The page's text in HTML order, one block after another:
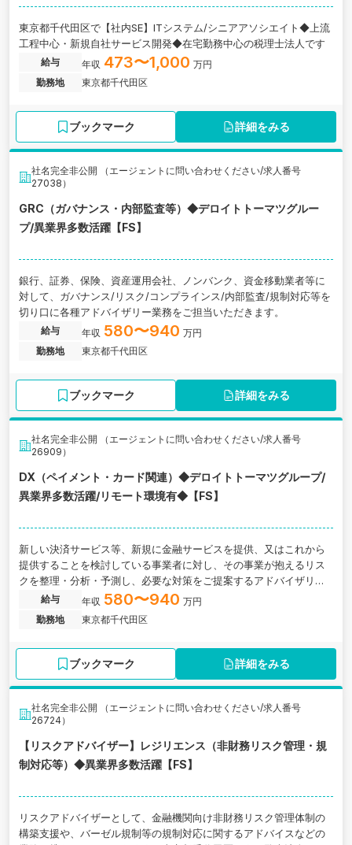
東京都千代田区で【社内SE】ITシステム/シニアアソシエイト◆上流
工程中心・新規自社サービス開発◆在宅勤務中心の税理士法人です
給与 年収 473〜1,000 万円
勤務地
東京都千代田区
ブックマーク 詳細をみる
社名完全非公開 （エージェントに問い合わせください/求人番号
27038）
GRC（ガバナンス・内部監査等）◆デロイトトーマツグルー
プ/異業界多数活躍【FS】
銀行、証券、保険、資産運用会社、ノンバンク、資金移動業者等に
対して、ガバナンス/リスク/コンプラインス/内部監査/規制対応等を
切り口に各種アドバイザリー業務をご担当いただきます。
給与 年収 580〜940 万円
勤務地
東京都千代田区
ブックマーク 詳細をみる
社名完全非公開 （エージェントに問い合わせください/求人番号
26909）
DX（ペイメント・カード関連）◆デロイトトーマツグループ/
異業界多数活躍/リモート環境有◆【FS】
新しい決済サービス等、新規に金融サービスを提供、又はこれから
提供することを検討している事業者に対し、その事業が抱えるリス
クを整理・分析・予測し、必要な対策をご提案するアドバイザリー
サービスを提供します。 ※具体的な働き方としては、常時１～数個
のプロジェクトにアサインされ、そのプロジェクト内で適宜役割・
タスクを実行します。
給与 年収 580〜940 万円
勤務地
東京都千代田区
ブックマーク 詳細をみる
社名完全非公開 （エージェントに問い合わせください/求人番号
26724）
【リスクアドバイザー】レジリエンス（非財務リスク管理・規
制対応等）◆異業界多数活躍【FS】
リスクアドバイザーとして、金融機関向け非財務リスク管理体制の
構築支援や、バーゼル規制等の規制対応に関するアドバイスなどの